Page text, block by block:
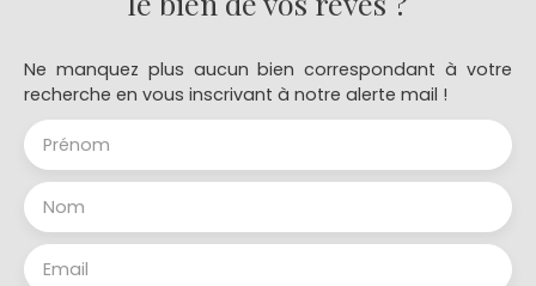
Ne manquez plus aucun bien correspondant à votre
recherche en vous inscrivant à notre alerte mail !
Prénom
Nom
Email